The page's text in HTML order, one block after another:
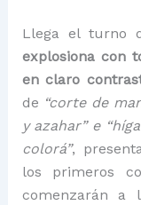
Llega el turno
explosiona con
en claro
de “corte de
y azahar” e
colorá”,
los primeros
comenzarán a